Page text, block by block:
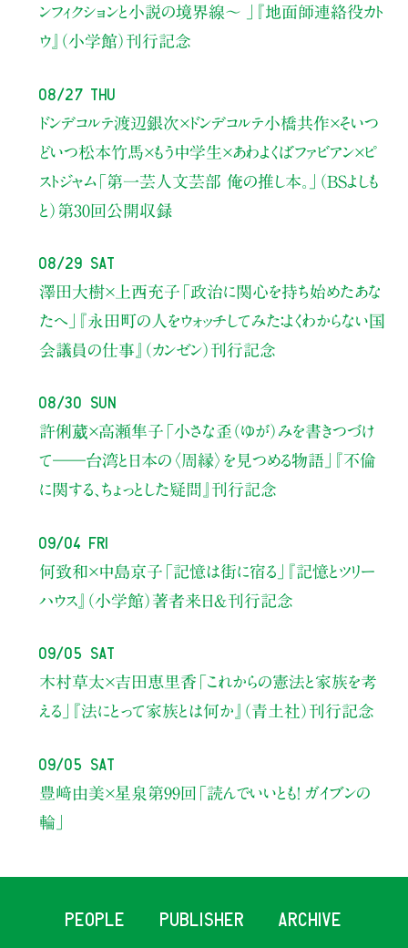
ンフィクションと小説の境界線〜 」
『地面師連絡役カト
ウ』（小学館）刊行記念
08/27 Thu
ドンデコルテ渡辺銀次×ドンデコルテ小橋共作×そいつ
どいつ松本竹馬×もう中学生×あわよくばファビアン×ピ
ストジャム「第一芸人文芸部 俺の推し本。」（BSよしも
と） 第30回公開収録
08/29 Sat
澤田大樹×上西充子 「政治に関心を持ち始めたあな
たへ」
『永田町の人をウォッチしてみた：よくわからない国
会議員の仕事』（カンゼン）刊行記念
08/30 Sun
許俐葳×高瀬隼子 「小さな歪（ゆが）みを書きつづけ
て――台湾と日本の〈周縁〉を見つめる物語」
『不倫
に関する、ちょっとした疑問』刊行記念
09/04 Fri
何致和×中島京子 「記憶は街に宿る」
『記憶とツリー
ハウス』（小学館）著者来日＆刊行記念
09/05 Sat
木村草太×吉田恵里香 「これからの憲法と家族を考
える」
『法にとって家族とは何か』（青土社）刊行記念
09/05 Sat
豊﨑由美×星泉 第99回「読んでいいとも！ ガイブンの
輪」
PEOPLE PUBLISHER ARCHIVE